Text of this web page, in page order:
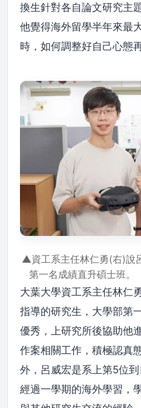
換生針對各自論文研究主
他覺得海外留學半年來最
時，如何調整好自己心態
▲資工系主任林仁勇(右)說
第一名成績直升碩士班。
大葉大學資工系主任林仁
指導的研究生，大學部第
優秀，上研究所後協助他
作案相關工作，積極認真
外，呂威宏是系上第5位
經過一學期的海外學習，